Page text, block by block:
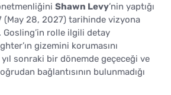
Shawn Levy’nin yaptığı
(May 28, 2027) tarihinde vizyona
Gosling’in rolle ilgili detay
gizemini korumasını
sonraki bir dönemde geçeceği ve
bağlantısının bulunmadığı